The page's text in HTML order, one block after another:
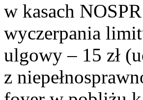
w kasach
wyczerpania
ulgowy – 15 zł
z